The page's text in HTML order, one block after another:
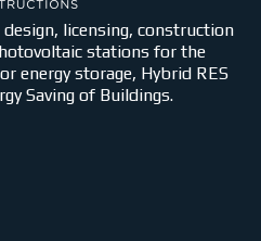
licensing, construction
stations for the
energy storage, Hybrid RES
Saving of Buildings.